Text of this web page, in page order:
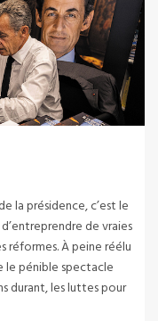
la présidence, c’est le
de vraies
réformes. À peine réélu
le pénible spectacle
durant, les luttes pour